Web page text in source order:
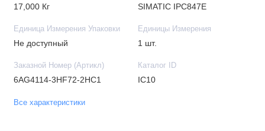
17,000 Кг SIMATIC IPC847E
Единица Измерения Упаковки
Не доступный
Единицы Измерения
1 шт.
Заказной Номер (Артикл)
6AG4114-3HF72-2HC1
Каталог ID
IC10
Все характеристики